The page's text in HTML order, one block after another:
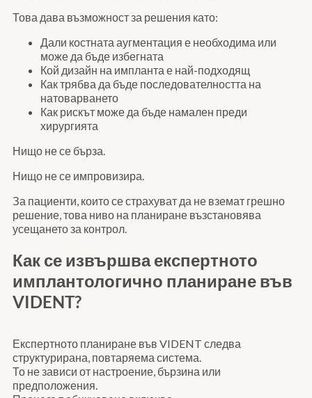
Това дава възможност за решения като:
Дали костната аугментация е необходима или
може да бъде избегната
Кой дизайн на импланта е най-подходящ
Как трябва да бъде последователността на
натоварването
Как рискът може да бъде намален преди
хирургията
Нищо не се бърза.
Нищо не се импровизира.
За пациенти, които се страхуват да не вземат грешно
решение, това ниво на планиране възстановява
усещането за контрол.
Как се извършва експертното
имплантологично планиране във
VIDENT?
Експертното планиране във VIDENT следва
структурирана, повтаряема система.
То не зависи от настроение, бързина или
предположения.